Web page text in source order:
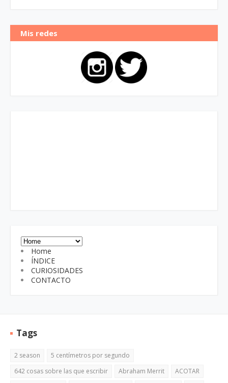
Mis redes
Home
ÍNDICE
CURIOSIDADES
CONTACTO
Tags
2 season
5 centímetros por segundo
642 cosas sobre las que escribir
Abraham Merrit
ACOTAR